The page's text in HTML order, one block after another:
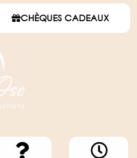
CHÈQUES CADEAUX